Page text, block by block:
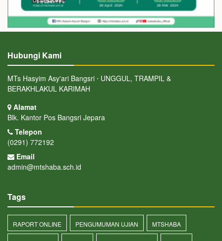
Hubungi Kami
MTs Hasyim Asy'ari Bangsri ⋅ UNGGUL, TRAMPIL &
BERAKHLAKUL KARIMAH
Alamat
Blk. Kantor Pos Bangsri Jepara
Telepon
(0291) 772192
Email
admin@mtshaba.sch.id
Tags
RAPORT ONLINE PENGUMUMAN UJIAN MTSHABA